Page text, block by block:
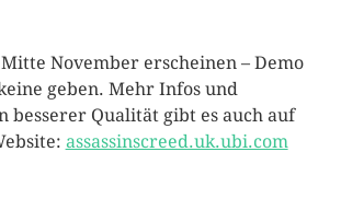
November erscheinen – Demo
geben. Mehr Infos und
besserer Qualität gibt es auch auf
assassinscreed.uk.ubi.com